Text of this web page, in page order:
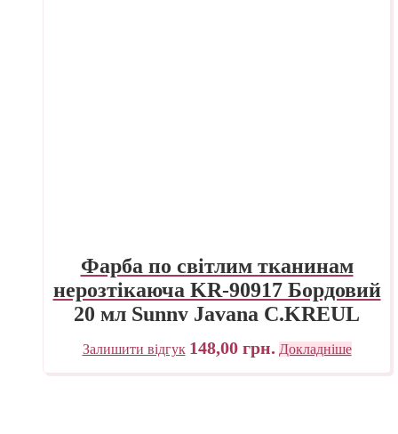
Фарба по світлим тканинам
нерозтікаюча KR-90917 Бордовий
20 мл Sunny Javana C.KREUL
Залишити відгук 148,00 грн. Докладніше